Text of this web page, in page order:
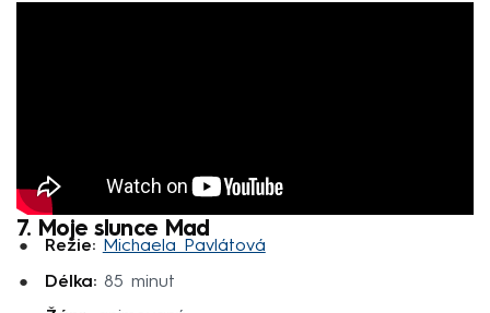
7. Moje slunce Mad
Režie: Michaela Pavlátová
Délka:85 minut